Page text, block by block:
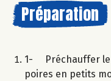
Préparation
1- Préchauffer le
poires en petits